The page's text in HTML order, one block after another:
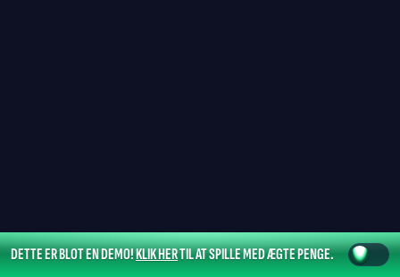
DETTE ER BLOT EN DEMO!KLIK HERTIL AT SPILLE MED ÆGTE PENGE.